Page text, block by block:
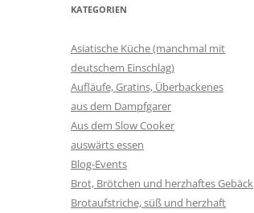
KATEGORIEN
Asiatische Küche (manchmal mit
deutschem Einschlag)
Aufläufe, Gratins, Überbackenes
aus dem Dampfgarer
Aus dem Slow Cooker
auswärts essen
Blog-Events
Brot, Brötchen und herzhaftes Gebäck
Brotaufstriche, süß und herzhaft